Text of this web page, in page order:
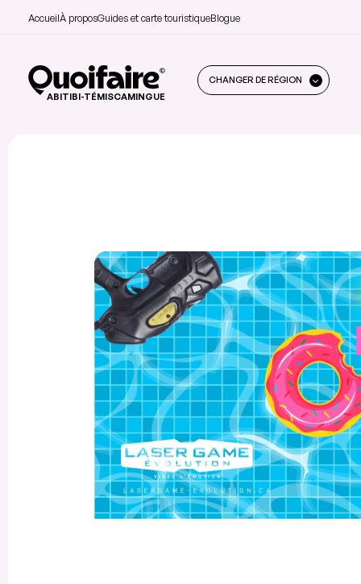
AccueilÀ proposGuides et carte touristiqueBlogue
ABITIBI-TÉMISCAMINGUE
CHANGER DE RÉGION